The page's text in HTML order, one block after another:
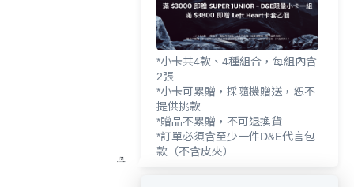
*小卡共4款、4種組合，每組內含
2張
*小卡可累贈，採隨機贈送，恕不
提供挑款
*贈品不累贈，不可退換貨
*訂單必須含至少一件D&E代言包
款（不含皮夾）